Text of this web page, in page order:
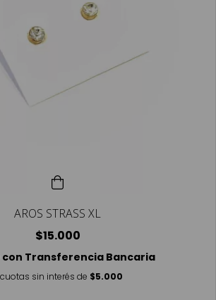
AROS STRASS XL
$15.000
con Transferencia Bancaria
cuotas sin interés de $5.000